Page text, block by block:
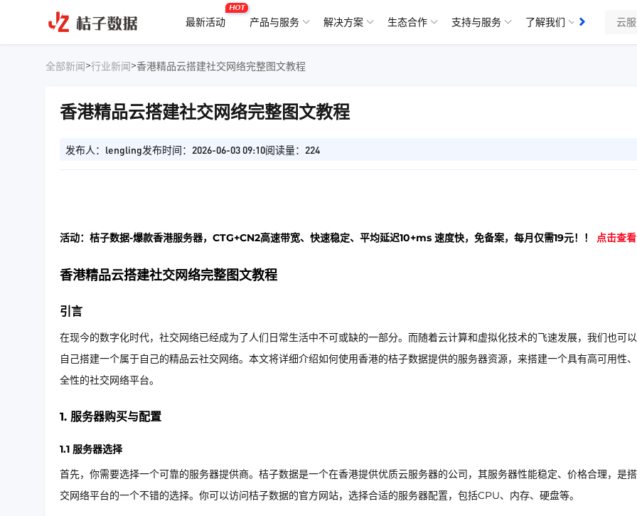
最新活动
HOT
产品与服务 解决方案 生态合作 支持与服务 了解我们
知识库
全部新闻>行业新闻>香港精品云搭建社交网络完整图文教程
香港精品云搭建社交网络完整图文教程
发布人：lengling发布时间：2026-06-03 09:10阅读量：224
活动：桔子数据-爆款香港服务器，CTG+CN2高速带宽、快速稳定、平均延迟10+ms 速度快，免备案，每月仅需19元！！ 点击查看
香港精品云搭建社交网络完整图文教程
引言
在现今的数字化时代，社交网络已经成为了人们日常生活中不可或缺的一部分。而随着云计算和虚拟化技术的飞速发展，我们也可
自己搭建一个属于自己的精品云社交网络。本文将详细介绍如何使用香港的桔子数据提供的服务器资源，来搭建一个具有高可用性
全性的社交网络平台。
1. 服务器购买与配置
1.1 服务器选择
首先，你需要选择一个可靠的服务器提供商。桔子数据是一个在香港提供优质云服务器的公司，其服务器性能稳定、价格合理，是
交网络平台的一个不错的选择。你可以访问桔子数据的官方网站，选择合适的服务器配置，包括CPU、内存、硬盘等。